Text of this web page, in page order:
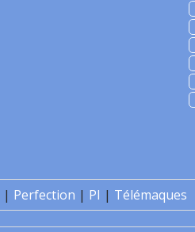
| Perfection | PI | Télémaques